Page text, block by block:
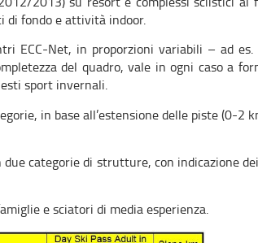
di fondo e attività indoor.
ECC-Net, in proporzioni variabili – ad
del quadro, vale in ogni caso a
sport invernali.
in base all’estensione delle piste (0-
categorie di strutture, con indicazione
e sciatori di media esperienza.